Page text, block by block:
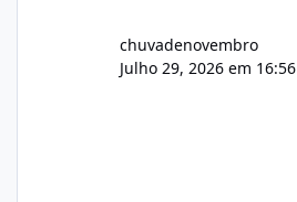
chuvadenovembro
Julho 29, 2026 em 16:56